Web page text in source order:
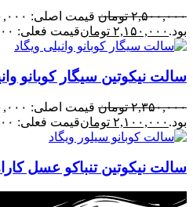
۲,۵۰۰,۰۰۰ تومان
بود. ۲,۱۵۰,۰۰۰ تومانقیمت فعلی: ۲,۱۵۰,۰۰۰ تومان.
سالت نیکوتین سیگار کوبانو
۲,۳۵۰,۰۰۰ تومان
بود. ۲,۱۰۰,۰۰۰ تومانقیمت فعلی: ۲,۱۰۰,۰۰۰ تومان.
سالت نیکوتین تنباکو عسل